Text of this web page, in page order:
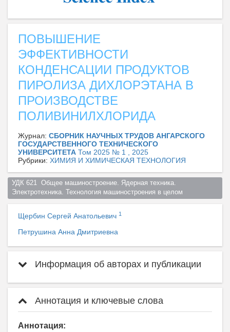
ПОВЫШЕНИЕ
ЭФФЕКТИВНОСТИ
КОНДЕНСАЦИИ ПРОДУКТОВ
ПИРОЛИЗА ДИХЛОРЭТАНА В
ПРОИЗВОДСТВЕ
ПОЛИВИНИЛХЛОРИДА
Журнал: СБОРНИК НАУЧНЫХ ТРУДОВ АНГАРСКОГО
ГОСУДАРСТВЕННОГО ТЕХНИЧЕСКОГО
УНИВЕРСИТЕТА Том 2025 № 1 , 2025
Рубрики: ХИМИЯ И ХИМИЧЕСКАЯ ТЕХНОЛОГИЯ
УДК 621  Общее машиностроение. Ядерная техника.
Электротехника. Технология машиностроения в целом
Щербин Сергей Анатольевич 1
Петрушина Анна Дмитриевна
Информация об авторах и публикации
Аннотация и ключевые слова
Аннотация: